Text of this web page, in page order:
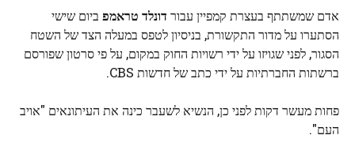
אדם שמשתתף בעצרת קמפיין עבור דונלד טראמפ ביום שישי
הסתערו על מדור התקשורת, בניסיון לטפס במעלה הצד של השטח
הסגור, לפני שגויזו על ידי רשויות החוק במקום, על פי סרטון שפורסם
ברשתות החברתיות על ידי כתב של חדשות CBS.
פחות מעשר דקות לפני כן, הנשיא לשעבר כינה את העיתונאים "אויב
העם".